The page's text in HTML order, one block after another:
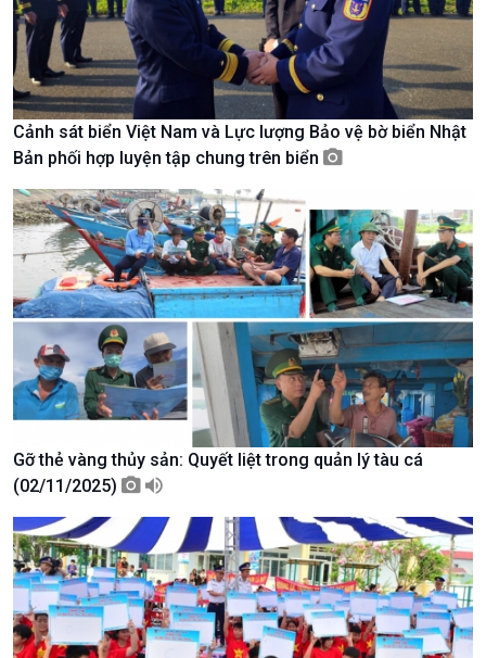
Văn hoá & Du lịch
Tin Văn hoá & Du lịch
Chát với người nổi tiếng
Câu chuyện Thể thao
Multimedia
Ảnh
Video
Infographic
E-Magazine
Cảnh sát biển Việt Nam và Lực lượng Bảo vệ bờ biển Nhật
Bản phối hợp luyện tập chung trên biển
Gỡ thẻ vàng thủy sản: Quyết liệt trong quản lý tàu cá
(02/11/2025)